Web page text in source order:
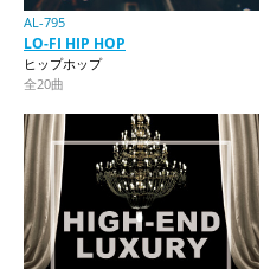
AL-795
LO-FI HIP HOP
ヒップホップ
全20曲